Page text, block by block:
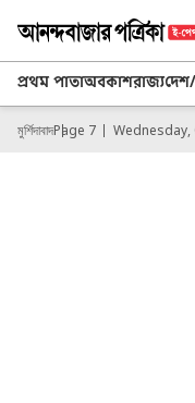
প্রথম পাতাঅবকাশরাজ্য
মুর্শিদাবাদPage 7 Wednesday,